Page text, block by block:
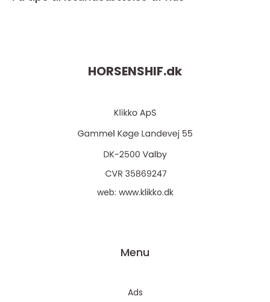
HORSENSHIF.dk
web: www.klikko.dk
Menu
Ads